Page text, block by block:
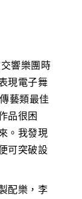
響樂團時
現電子舞
藝類最佳
品很困
。我發現
可突破設
配樂，李